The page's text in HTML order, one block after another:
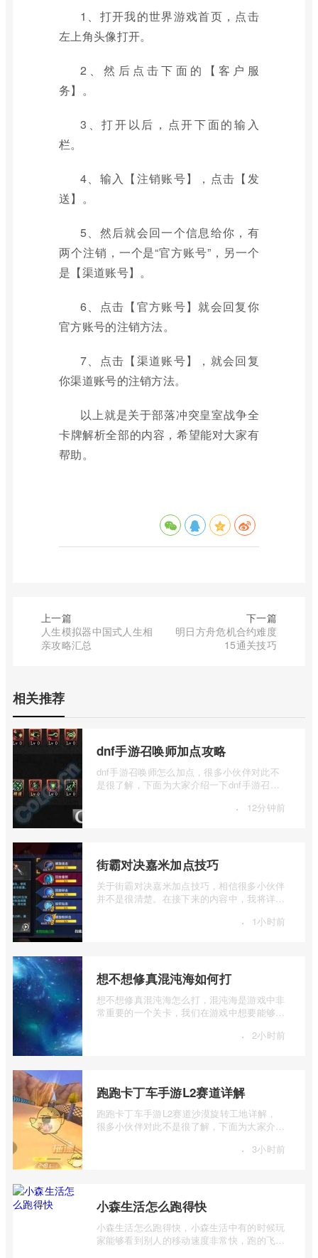
1、打开我的世界游戏首页，点击
左上角头像打开。
2、然后点击下面的【客户服
务】。
3、打开以后，点开下面的输入
栏。
4、输入【注销账号】，点击【发
送】。
5、然后就会回一个信息给你，有
两个注销，一个是“官方账号”，另一个
是【渠道账号】。
6、点击【官方账号】就会回复你
官方账号的注销方法。
7、点击【渠道账号】，就会回复
你渠道账号的注销方法。
以上就是关于部落冲突皇室战争全
卡牌解析全部的内容，希望能对大家有
帮助。
上一篇
人生模拟器中国式人生相
亲攻略汇总
下一篇
明日方舟危机合约难度
15通关技巧
相关推荐
dnf手游召唤师加点攻略
dnf手游召唤师怎么加点，很多小伙伴对此不
是很了解，下面为大家介绍一下dnf手游召唤
· 12分钟前
街霸对决嘉米加点技巧
关于街霸对决嘉米加点技巧，相信很多小伙伴
并不是很清楚。在接下来的内容中，我将详细
· 1小时前
想不想修真混沌海如何打
想不想修真混沌海怎么打，混沌海是游戏中非
常重要的一个关卡，我们在游戏中想要能够顺
· 2小时前
跑跑卡丁车手游L2赛道详解
跑跑卡丁车手游L2赛道沙漠旋转工地详解，
很多小伙伴对此不是很了解，下面为大家介绍
· 3小时前
小森生活怎么跑得快
小森生活怎么跑得快，小森生活中有的时候玩
家能够看到别人的移动速度非常快，跑的飞